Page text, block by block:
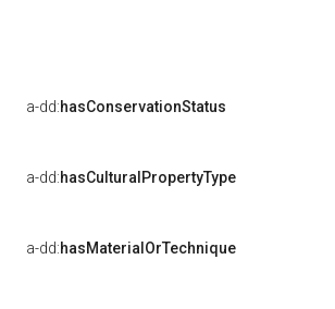
a-dd:hasConservationStatus
a-dd:hasCulturalPropertyType
a-dd:hasMaterialOrTechnique